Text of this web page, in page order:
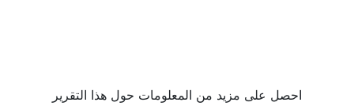
احصل على مزيد من المعلومات حول هذا التقرير